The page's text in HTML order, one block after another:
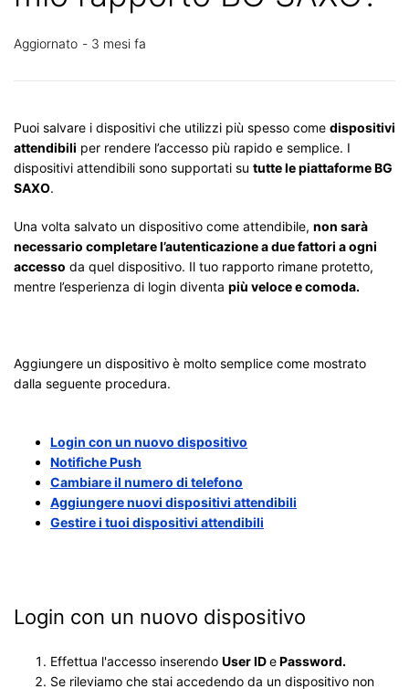
Aggiornato 3 mesi fa
Puoi salvare i dispositivi che utilizzi più spesso come dispositivi
attendibili per rendere l’accesso più rapido e semplice. I
dispositivi attendibili sono supportati su tutte le piattaforme BG
SAXO.
Una volta salvato un dispositivo come attendibile, non sarà
necessario completare l’autenticazione a due fattori a ogni
accesso da quel dispositivo. Il tuo rapporto rimane protetto,
mentre l’esperienza di login diventa più veloce e comoda.
Aggiungere un dispositivo è molto semplice come mostrato
dalla seguente procedura.
Login con un nuovo dispositivo
Notifiche Push
Cambiare il numero di telefono
Aggiungere nuovi dispositivi attendibili
Gestire i tuoi dispositivi attendibili
Login con un nuovo dispositivo
Effettua l'accesso inserendo User IDePassword.
Se rileviamo che stai accedendo da un dispositivo non